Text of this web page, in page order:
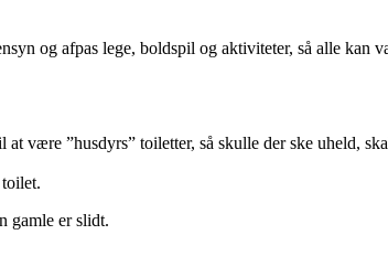
og afpas lege, boldspil og aktiviteter, så alle kan
være ”husdyrs” toiletter, så skulle der ske uheld,
gamle er slidt.